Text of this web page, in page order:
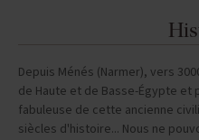
Depuis Ménés (Narmer), vers
de Haute et de Basse-Égypte
fabuleuse de cette ancienne
siècles d'histoire... Nous ne